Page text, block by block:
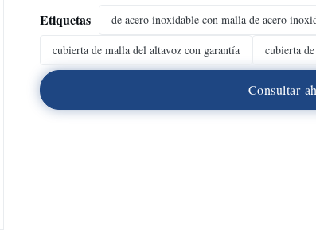
Etiquetas
de acero inoxidable con malla de acero
cubierta de malla del altavoz con garantía
cubierta
Consultar ah